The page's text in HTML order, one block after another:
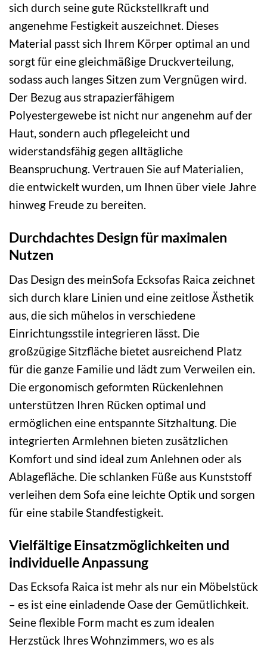
sich durch seine gute Rückstellkraft und
angenehme Festigkeit auszeichnet. Dieses
Material passt sich Ihrem Körper optimal an und
sorgt für eine gleichmäßige Druckverteilung,
sodass auch langes Sitzen zum Vergnügen wird.
Der Bezug aus strapazierfähigem
Polyestergewebe ist nicht nur angenehm auf der
Haut, sondern auch pflegeleicht und
widerstandsfähig gegen alltägliche
Beanspruchung. Vertrauen Sie auf Materialien,
die entwickelt wurden, um Ihnen über viele Jahre
hinweg Freude zu bereiten.
Durchdachtes Design für maximalen
Nutzen
Das Design des meinSofa Ecksofas Raica zeichnet
sich durch klare Linien und eine zeitlose Ästhetik
aus, die sich mühelos in verschiedene
Einrichtungsstile integrieren lässt. Die
großzügige Sitzfläche bietet ausreichend Platz
für die ganze Familie und lädt zum Verweilen ein.
Die ergonomisch geformten Rückenlehnen
unterstützen Ihren Rücken optimal und
ermöglichen eine entspannte Sitzhaltung. Die
integrierten Armlehnen bieten zusätzlichen
Komfort und sind ideal zum Anlehnen oder als
Ablagefläche. Die schlanken Füße aus Kunststoff
verleihen dem Sofa eine leichte Optik und sorgen
für eine stabile Standfestigkeit.
Vielfältige Einsatzmöglichkeiten und
individuelle Anpassung
Das Ecksofa Raica ist mehr als nur ein Möbelstück
– es ist eine einladende Oase der Gemütlichkeit.
Seine flexible Form macht es zum idealen
Herzstück Ihres Wohnzimmers, wo es als